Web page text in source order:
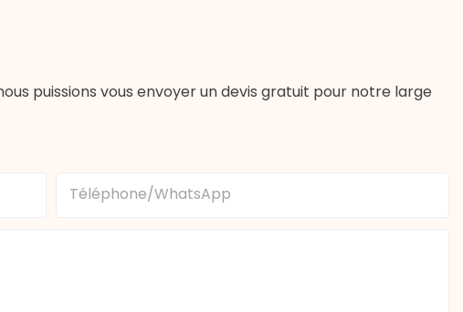
puissions vous envoyer un devis gratuit pour notre large
Téléphone/WhatsApp